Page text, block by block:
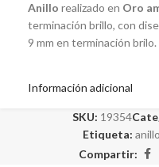
Anillo realizado en Oro
terminación brillo, con
9 mm en terminación brilo.
Información adicional
SKU: 19354
Etiqueta:
Compartir: